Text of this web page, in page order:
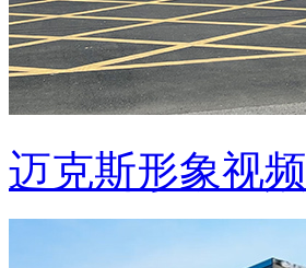
迈克斯形象视频